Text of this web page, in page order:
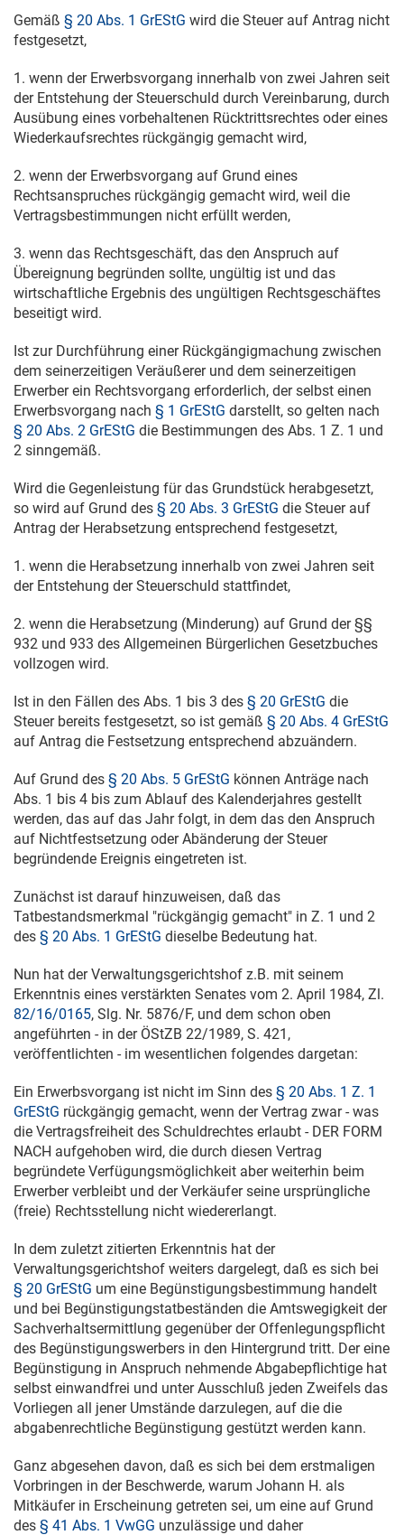
Gemäß § 20 Abs. 1 GrEStG wird die Steuer auf Antrag nicht
festgesetzt,
1. wenn der Erwerbsvorgang innerhalb von zwei Jahren seit
der Entstehung der Steuerschuld durch Vereinbarung, durch
Ausübung eines vorbehaltenen Rücktrittsrechtes oder eines
Wiederkaufsrechtes rückgängig gemacht wird,
2. wenn der Erwerbsvorgang auf Grund eines
Rechtsanspruches rückgängig gemacht wird, weil die
Vertragsbestimmungen nicht erfüllt werden,
3. wenn das Rechtsgeschäft, das den Anspruch auf
Übereignung begründen sollte, ungültig ist und das
wirtschaftliche Ergebnis des ungültigen Rechtsgeschäftes
beseitigt wird.
Ist zur Durchführung einer Rückgängigmachung zwischen
dem seinerzeitigen Veräußerer und dem seinerzeitigen
Erwerber ein Rechtsvorgang erforderlich, der selbst einen
Erwerbsvorgang nach § 1 GrEStG darstellt, so gelten nach
§ 20 Abs. 2 GrEStG die Bestimmungen des Abs. 1 Z. 1 und
2 sinngemäß.
Wird die Gegenleistung für das Grundstück herabgesetzt,
so wird auf Grund des § 20 Abs. 3 GrEStG die Steuer auf
Antrag der Herabsetzung entsprechend festgesetzt,
1. wenn die Herabsetzung innerhalb von zwei Jahren seit
der Entstehung der Steuerschuld stattfindet,
2. wenn die Herabsetzung (Minderung) auf Grund der §§
932 und 933 des Allgemeinen Bürgerlichen Gesetzbuches
vollzogen wird.
Ist in den Fällen des Abs. 1 bis 3 des § 20 GrEStG die
Steuer bereits festgesetzt, so ist gemäß § 20 Abs. 4 GrEStG
auf Antrag die Festsetzung entsprechend abzuändern.
Auf Grund des § 20 Abs. 5 GrEStG können Anträge nach
Abs. 1 bis 4 bis zum Ablauf des Kalenderjahres gestellt
werden, das auf das Jahr folgt, in dem das den Anspruch
auf Nichtfestsetzung oder Abänderung der Steuer
begründende Ereignis eingetreten ist.
Zunächst ist darauf hinzuweisen, daß das
Tatbestandsmerkmal "rückgängig gemacht" in Z. 1 und 2
des § 20 Abs. 1 GrEStG dieselbe Bedeutung hat.
Nun hat der Verwaltungsgerichtshof z.B. mit seinem
Erkenntnis eines verstärkten Senates vom 2. April 1984, Zl.
82/16/0165, Slg. Nr. 5876/F, und dem schon oben
angeführten - in der ÖStZB 22/1989, S. 421,
veröffentlichten - im wesentlichen folgendes dargetan:
Ein Erwerbsvorgang ist nicht im Sinn des § 20 Abs. 1 Z. 1
GrEStG rückgängig gemacht, wenn der Vertrag zwar - was
die Vertragsfreiheit des Schuldrechtes erlaubt - DER FORM
NACH aufgehoben wird, die durch diesen Vertrag
begründete Verfügungsmöglichkeit aber weiterhin beim
Erwerber verbleibt und der Verkäufer seine ursprüngliche
(freie) Rechtsstellung nicht wiedererlangt.
In dem zuletzt zitierten Erkenntnis hat der
Verwaltungsgerichtshof weiters dargelegt, daß es sich bei
§ 20 GrEStG um eine Begünstigungsbestimmung handelt
und bei Begünstigungstatbeständen die Amtswegigkeit der
Sachverhaltsermittlung gegenüber der Offenlegungspflicht
des Begünstigungswerbers in den Hintergrund tritt. Der eine
Begünstigung in Anspruch nehmende Abgabepflichtige hat
selbst einwandfrei und unter Ausschluß jeden Zweifels das
Vorliegen all jener Umstände darzulegen, auf die die
abgabenrechtliche Begünstigung gestützt werden kann.
Ganz abgesehen davon, daß es sich bei dem erstmaligen
Vorbringen in der Beschwerde, warum Johann H. als
Mitkäufer in Erscheinung getreten sei, um eine auf Grund
des § 41 Abs. 1 VwGG unzulässige und daher